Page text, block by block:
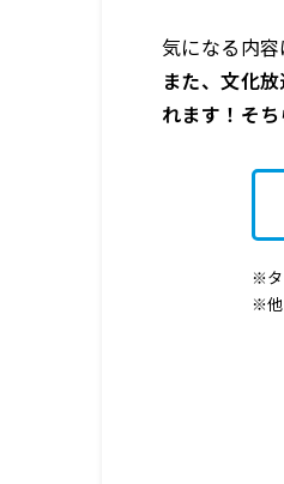
気になる内容
また、文化
れます！そ
※タ
※他